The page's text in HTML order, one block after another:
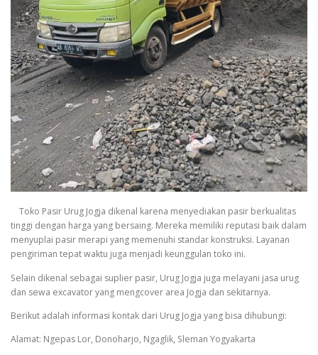
Toko Pasir Urug Jogja dikenal karena menyediakan pasir berkualitas
tinggi dengan harga yang bersaing. Mereka memiliki reputasi baik dalam
menyuplai pasir merapi yang memenuhi standar konstruksi. Layanan
pengiriman tepat waktu juga menjadi keunggulan toko ini.
Selain dikenal sebagai suplier pasir, Urug Jogja juga melayani jasa urug
dan sewa excavator yang mengcover area Jogja dan sekitarnya.
Berikut adalah informasi kontak dari Urug Jogja yang bisa dihubungi:
Alamat: Ngepas Lor, Donoharjo, Ngaglik, Sleman Yogyakarta